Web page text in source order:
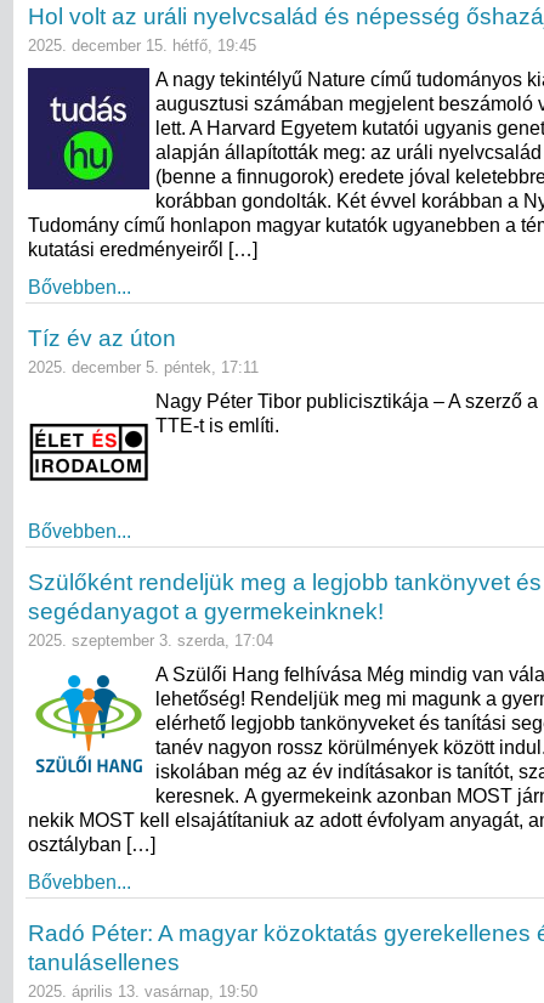
Hol volt az uráli nyelvcsalád és népesség
2025. december 15. hétfő, 19:45
A nagy tekintélyű Nature című tudományos
augusztusi számában megjelent beszámoló
lett. A Harvard Egyetem kutatói ugyanis
alapján állapították meg: az uráli
(benne a finnugorok) eredete jóval
korábban gondolták. Két évvel korábban a
Tudomány című honlapon magyar kutatók ugyanebben a
kutatási eredményeiről […]
Bővebben...
Tíz év az úton
2025. december 5. péntek, 17:11
Nagy Péter Tibor publicisztikája – A szerző a
TTE-t is említi.
Bővebben...
Szülőként rendeljük meg a legjobb tankönyvet
segédanyagot a gyermekeinknek!
2025. szeptember 3. szerda, 17:04
A Szülői Hang felhívása Még mindig van
lehetőség! Rendeljük meg mi magunk a
elérhető legjobb tankönyveket és tanítási
tanév nagyon rossz körülmények között
iskolában még az év indításakor is tanítót,
keresnek. A gyermekeink azonban MOST
nekik MOST kell elsajátítaniuk az adott évfolyam anyagát,
osztályban […]
Bővebben...
Radó Péter: A magyar közoktatás gyerekellenes
tanulásellenes
2025. április 13. vasárnap, 19:50